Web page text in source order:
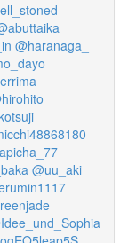
@haranaga_
@uu_aki